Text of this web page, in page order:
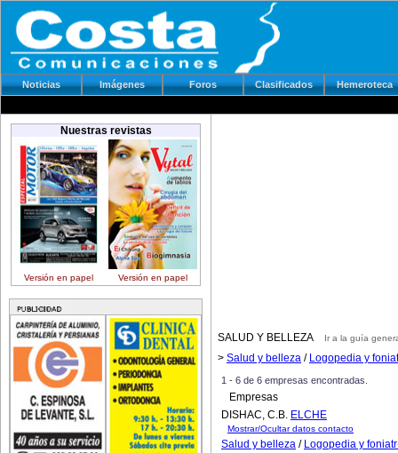
Noticias Imágenes Foros Clasificados Hemeroteca
Nuestras revistas
Versión en papel Versión en papel
SALUD Y BELLEZA Ir a la guía
> Salud y belleza / Logopedia y
1 - 6 de 6 empresas encontradas.
Empresas
DISHAC, C.B. ELCHE
Mostrar/Ocultar datos contacto
Salud y belleza / Logopedia y